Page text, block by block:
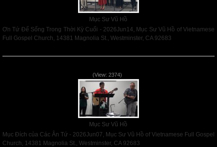
Mục Sư Vũ Hồ
Ơn Tứ Để Sống Trong Thời Kỳ Cuối - 2026Jun14, Mục Sư Vũ Hồ of Vietnamese
Full Gospel Church, 14381 Magnolia St., Westminster, CA 92683
(View: 2374)
Mục Sư Vũ Hồ
Mục Đích của Các Ân Tứ - 2026Jun07, Mục Sư Vũ Hồ of Vietnamese Full Gospel
Church, 14381 Magnolia St., Westminster, CA 92683